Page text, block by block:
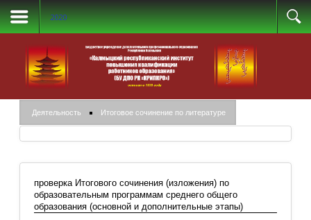
2020
Деятельность Итоговое сочинение по литературе
проверка Итогового сочинения (изложения) по
образовательным программам среднего общего
образования (основной и дополнительные этапы)